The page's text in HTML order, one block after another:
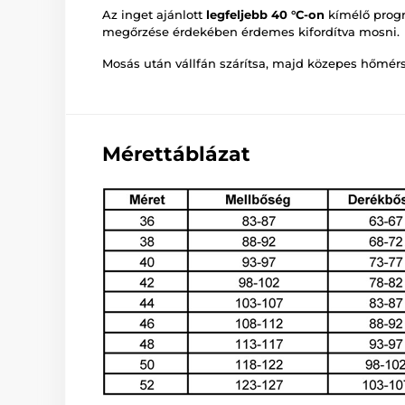
Az inget ajánlott legfeljebb 40 °C-on kímélő
megőrzése érdekében érdemes kifordítva mosni.
Mosás után vállfán szárítsa, majd közepes
Mérettáblázat